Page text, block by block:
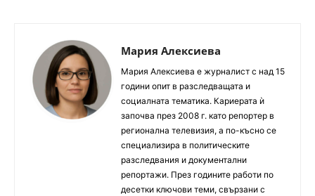
Мария Алексиева
Мария Алексиева е журналист с над 15
години опит в разследващата и
социалната тематика. Кариерата ѝ
започва през 2008 г. като репортер в
регионална телевизия, а по-късно се
специализира в политическите
разследвания и документални
репортажи. През годините работи по
десетки ключови теми, свързани с